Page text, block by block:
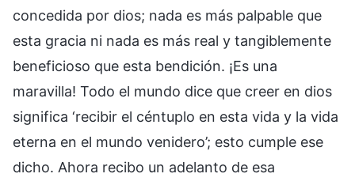
concedida por dios; nada es más palpable que
esta gracia ni nada es más real y tangiblemente
beneficioso que esta bendición. ¡Es una
maravilla! Todo el mundo dice que creer en dios
significa ‘recibir el céntuplo en esta vida y la vida
eterna en el mundo venidero’; esto cumple ese
dicho. Ahora recibo un adelanto de esa